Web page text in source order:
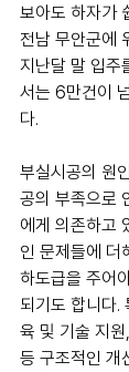
보아도 하자가
전남 무안군에
지난달 말 입주
서는 6만건이
다.
부실시공의 원
공의 부족으로
에게 의존하고
인 문제들에 더
하도급을 주어
되기도 합니다.
육 및 기술 지
등 구조적인 개